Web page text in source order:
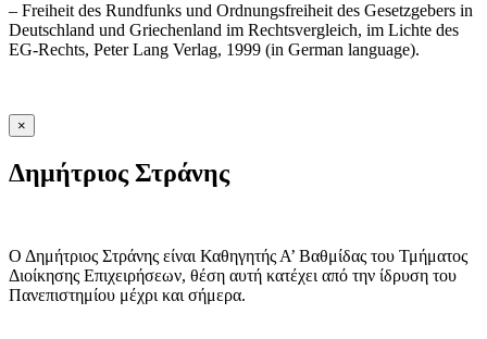
– Freiheit des Rundfunks und Ordnungsfreiheit des Gesetzgebers in
Deutschland und Griechenland im Rechtsvergleich, im Lichte des
EG-Rechts, Peter Lang Verlag, 1999 (in German language).
×
Δημήτριος Στράνης
Ο Δημήτριος Στράνης είναι Καθηγητής Α’ Βαθμίδας του Τμήματος
Διοίκησης Επιχειρήσεων, θέση αυτή κατέχει από την ίδρυση του
Πανεπιστημίου μέχρι και σήμερα.